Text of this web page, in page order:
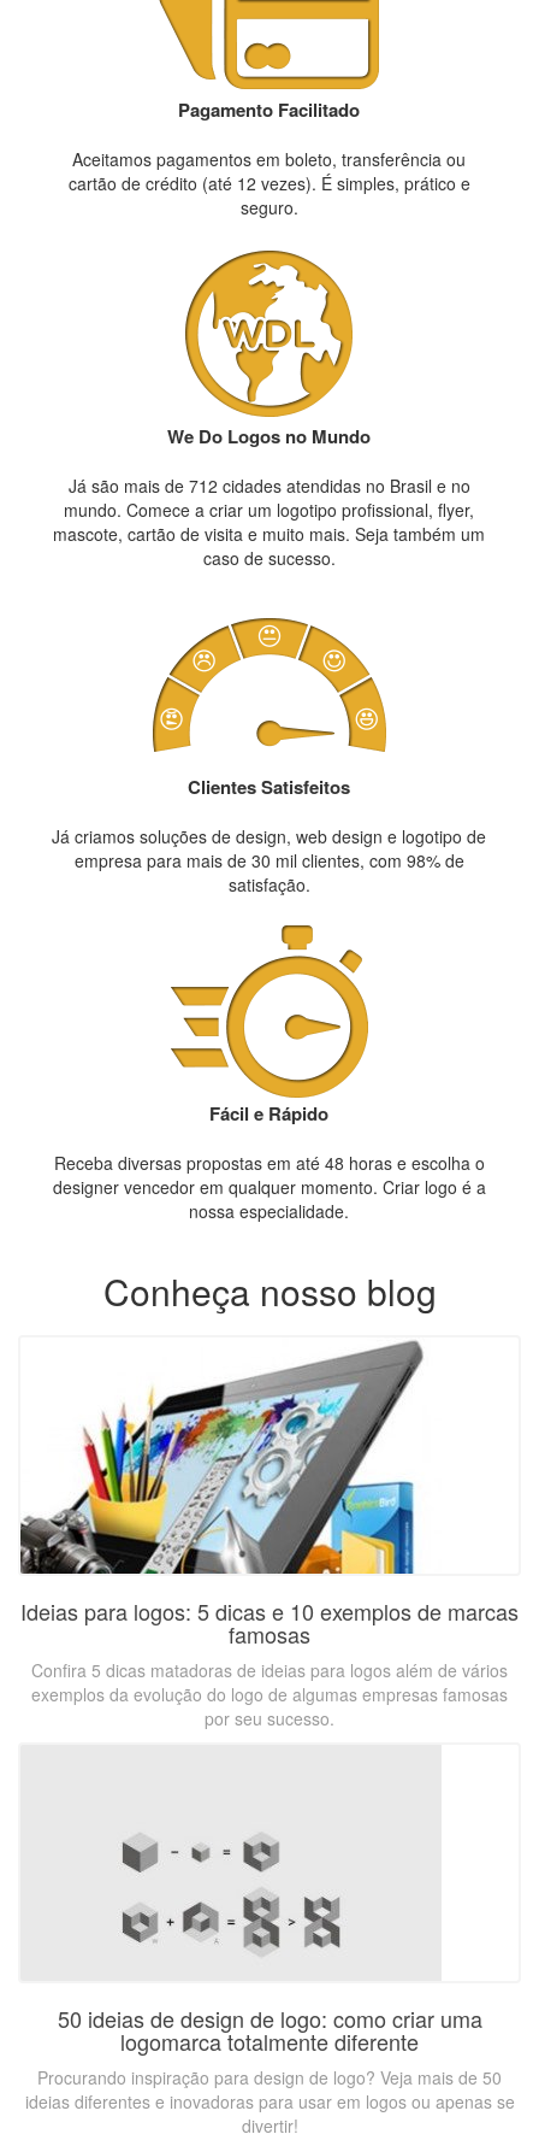
Pagamento Facilitado
Aceitamos pagamentos em boleto, transferência ou
cartão de crédito (até 12 vezes). É simples, prático e
seguro.
We Do Logos no Mundo
Já são mais de 712 cidades atendidas no Brasil e no
mundo. Comece a criar um logotipo profissional, flyer,
mascote, cartão de visita e muito mais. Seja também um
caso de sucesso.
Clientes Satisfeitos
Já criamos soluções de design, web design e logotipo de
empresa para mais de 30 mil clientes, com 98% de
satisfação.
Fácil e Rápido
Receba diversas propostas em até 48 horas e escolha o
designer vencedor em qualquer momento. Criar logo é a
nossa especialidade.
Conheça nosso blog
Ideias para logos: 5 dicas e 10 exemplos de marcas
famosas
Confira 5 dicas matadoras de ideias para logos além de vários
exemplos da evolução do logo de algumas empresas famosas
por seu sucesso.
50 ideias de design de logo: como criar uma
logomarca totalmente diferente
Procurando inspiração para design de logo? Veja mais de 50
ideias diferentes e inovadoras para usar em logos ou apenas se
divertir!